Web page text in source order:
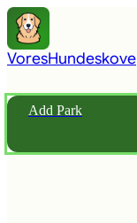
VoresHundeskove
Add Park